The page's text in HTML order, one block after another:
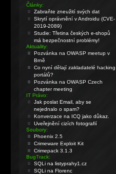
Články:
Zabraňte zneužití svých dat
Skrytí oprávnění v Androidu (CVE-
2019-2089)
Studie: Třetina českých e-shopů
má bezpečnostní problémy!
Aktuality:
Pozvánka na OWASP meetup v
Brně
Co nyní dělají zakladatelé hacking
portálů?
Pozvánka na OWASP Czech
chapter meeting
IT Právo:
Jak poslat Email, aby se
nejednalo o spam?
Konverzace na ICQ jako důkaz.
Uveřejnění cizích fotografií
Soubory:
Phoenix 2.5
Crimeware Exploit Kit
Crimepack 3.1.3
BugTrack:
SQLi na listyprahy1.cz
SQLi na Florenc